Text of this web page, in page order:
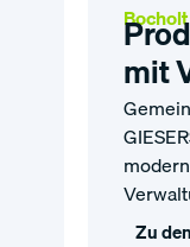
Bocholt
mit
Zu